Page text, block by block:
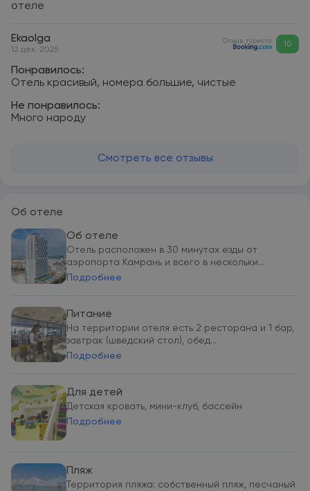
отеле
Ekaolga
12 дек. 2025
Отзыв туриста 10
Понравилось:
Отель красивый, номера большие, чистые
Не понравилось:
Много народу
Смотреть все отзывы
Об отеле
Об отеле
Отель расположен в 30 минутах езды от
аэропорта Камрань и всего в нескольки...
Подробнее
Питание
На территории отеля есть 2 ресторана и 1 бар,
завтрак (шведский стол), обед...
Подробнее
Для детей
Детская кровать, мини-клуб, бассейн
Подробнее
Пляж
Территория пляжа: собственный пляж, песчаный